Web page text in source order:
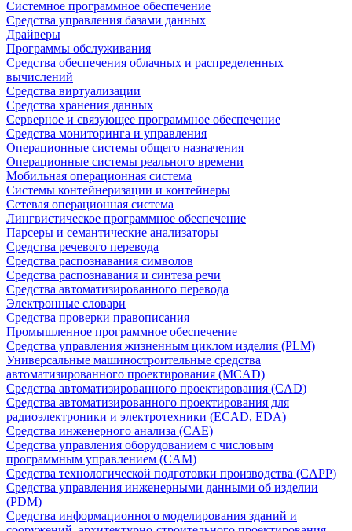
Системное программное обеспечение
Средства управления базами данных
Драйверы
Программы обслуживания
Средства обеспечения облачных и распределенных
вычислений
Средства виртуализации
Средства хранения данных
Серверное и связующее программное обеспечение
Средства мониторинга и управления
Операционные системы общего назначения
Операционные системы реального времени
Мобильная операционная система
Системы контейнеризации и контейнеры
Сетевая операционная система
Лингвистическое программное обеспечение
Парсеры и семантические анализаторы
Средства речевого перевода
Средства распознавания символов
Средства распознавания и синтеза речи
Средства автоматизированного перевода
Электронные словари
Средства проверки правописания
Промышленное программное обеспечение
Средства управления жизненным циклом изделия (PLM)
Универсальные машиностроительные средства
автоматизированного проектирования (MCAD)
Средства автоматизированного проектирования (CAD)
Средства автоматизированного проектирования для
радиоэлектроники и электротехники (ECAD, EDA)
Средства инженерного анализа (CAE)
Средства управления оборудованием с числовым
программным управлением (CAM)
Средства технологической подготовки производства (CAPP)
Средства управления инженерными данными об изделии
(PDM)
Средства информационного моделирования зданий и